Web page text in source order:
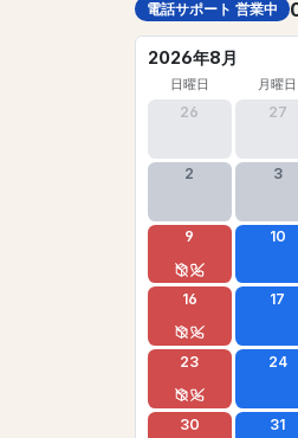
電話サポート 営業中
2026年8月
日曜日 月曜日
26 27
2 3
9 10
16 17
23 24
30 31